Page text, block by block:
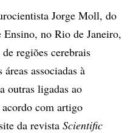
Jorge Moll, do
no Rio de Janeiro,
regiões cerebrais
associadas à
outras ligadas ao
com artigo
da revista Scientific